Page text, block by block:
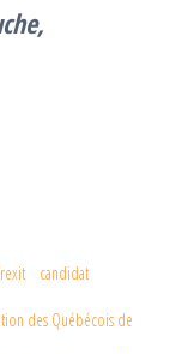
,
candidat
des Québécois de